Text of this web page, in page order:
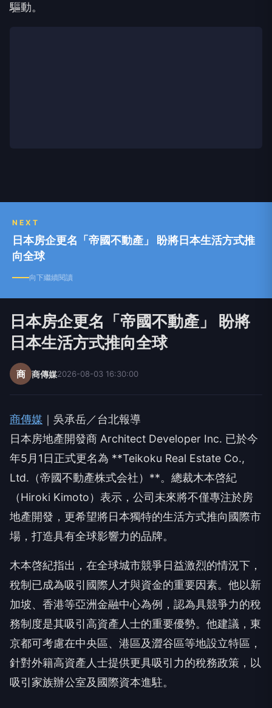
驅動。
NEXT
日本房企更名「帝國不動產」 盼將日本生活方式推
向全球
向下繼續閱讀
日本房企更名「帝國不動產」 盼將
日本生活方式推向全球
商 商傳媒2026-08-03 16:30:00
商傳媒 ｜吳承岳／台北報導
日本房地產開發商 Architect Developer Inc. 已於今
年5月1日正式更名為 **Teikoku Real Estate Co.,
Ltd.（帝國不動產株式会社）**。總裁木本啓紀
（Hiroki Kimoto）表示，公司未來將不僅專注於房
地產開發，更希望將日本獨特的生活方式推向國際市
場，打造具有全球影響力的品牌。
木本啓紀指出，在全球城市競爭日益激烈的情況下，
稅制已成為吸引國際人才與資金的重要因素。他以新
加坡、香港等亞洲金融中心為例，認為具競爭力的稅
務制度是其吸引高資產人士的重要優勢。他建議，東
京都可考慮在中央區、港區及澀谷區等地設立特區，
針對外籍高資產人士提供更具吸引力的稅務政策，以
吸引家族辦公室及國際資本進駐。